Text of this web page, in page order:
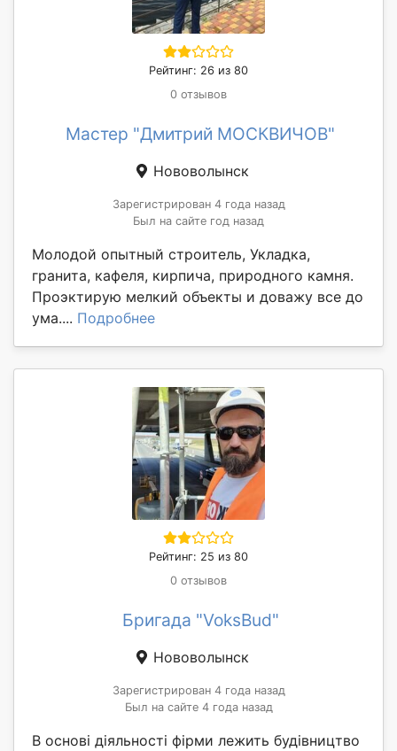
Рейтинг: 26 из 80
0 отзывов
Мастер "Дмитрий МОСКВИЧОВ"
Нововолынск
Зарегистрирован 4 года назад
Был на сайте год назад
Молодой опытный строитель, Укладка,
гранита, кафеля, кирпича, природного камня.
Проэктирую мелкий объекты и доважу все до
ума.... Подробнее
Рейтинг: 25 из 80
0 отзывов
Бригада "VoksBud"
Нововолынск
Зарегистрирован 4 года назад
Был на сайте 4 года назад
В основі діяльності фірми лежить будівництво